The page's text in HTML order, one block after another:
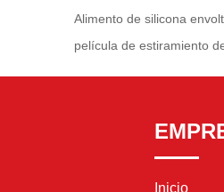
Alimento de silicona
película de estiramiento
Inicio